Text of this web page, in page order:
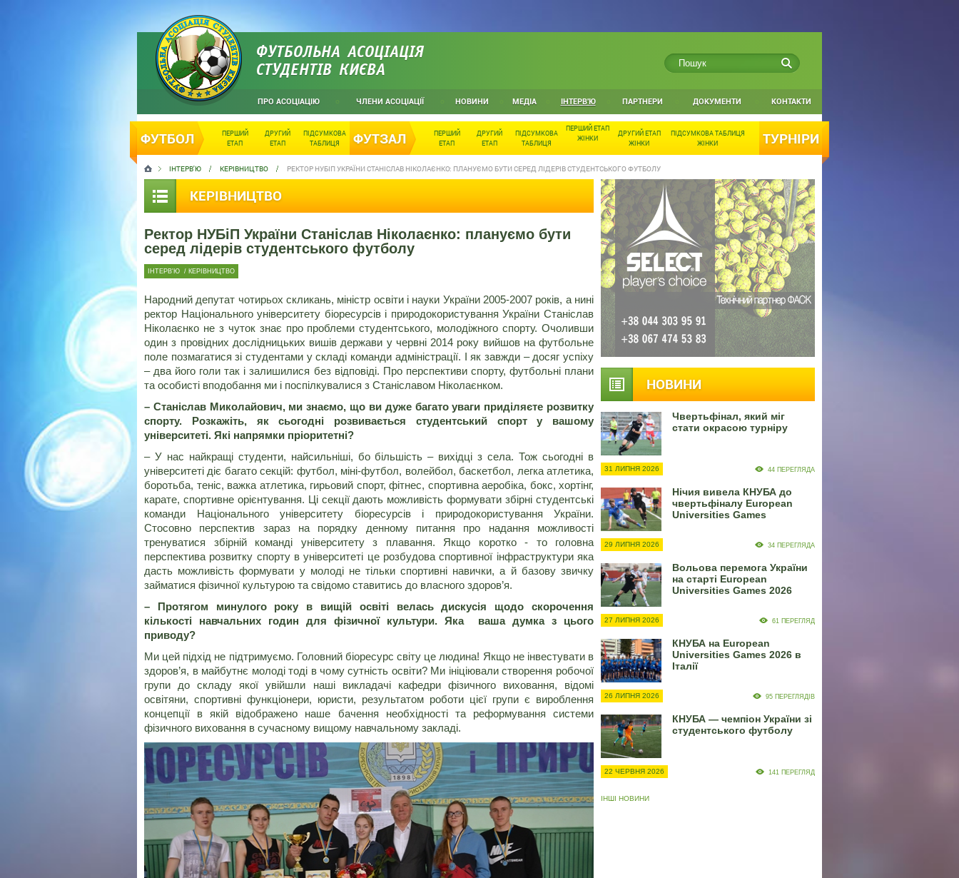
ФУТБОЛЬНА АСОЦІАЦІЯ
СТУДЕНТІВ КИЄВА
ПРО АСОЦІАЦІЮ ЧЛЕНИ АСОЦІАЦІЇ НОВИНИ МЕДІА ІНТЕРВ'Ю ПАРТНЕРИ ДОКУМЕНТИ КОНТАКТИ
ФУТБОЛ
ПЕРШИЙ
ЕТАП
ДРУГИЙ
ЕТАП
ПІДСУМКОВА
ТАБЛИЦЯ
ФУТЗАЛ
ПЕРШИЙ
ЕТАП
ДРУГИЙ
ЕТАП
ПІДСУМКОВА
ТАБЛИЦЯ
ПЕРШИЙ ЕТАП
ЖІНКИ
ДРУГИЙ ЕТАП
ЖІНКИ
ПІДСУМКОВА ТАБЛИЦЯ
ЖІНКИ
ТУРНІРИ
ІНТЕРВ'Ю КЕРІВНИЦТВО РЕКТОР НУБІП УКРАЇНИ СТАНІСЛАВ НІКОЛАЄНКО: ПЛАНУЄМО БУТИ СЕРЕД ЛІДЕРІВ СТУДЕНТСЬКОГО ФУТБОЛУ
КЕРІВНИЦТВО
Ректор НУБіП України Станіслав Ніколаєнко: плануємо бути
серед лідерів студентського футболу
ІНТЕРВ'Ю / КЕРІВНИЦТВО
Народний депутат чотирьох скликань, міністр освіти і науки України 2005-2007 років, а нині
ректор Національного університету біоресурсів і природокористування України Станіслав
Ніколаєнко не з чуток знає про проблеми студентського, молодіжного спорту. Очоливши
один з провідних дослідницьких вишів держави у червні 2014 року вийшов на футбольне
поле позмагатися зі студентами у складі команди адміністрації. І як завжди – досяг успіху
– два його голи так і залишилися без відповіді. Про перспективи спорту, футбольні плани
та особисті вподобання ми і поспілкувалися з Станіславом Ніколаєнком.
– Станіслав Миколайович, ми знаємо, що ви дуже багато уваги приділяєте розвитку
спорту. Розкажіть, як сьогодні розвивається студентський спорт у вашому
університеті. Які напрямки пріоритетні?
– У нас найкращі студенти, найсильніші, бо більшість – вихідці з села. Тож сьогодні в
університеті діє багато секцій: футбол, міні-футбол, волейбол, баскетбол, легка атлетика,
боротьба, теніс, важка атлетика, гирьовий спорт, фітнес, спортивна аеробіка, бокс, хортінг,
карате, спортивне орієнтування. Ці секції дають можливість формувати збірні студентські
команди Національного університету біоресурсів і природокористування України.
Стосовно перспектив зараз на порядку денному питання про надання можливості
тренуватися збірній команді університету з плавання. Якщо коротко - то головна
перспектива розвитку спорту в університеті це розбудова спортивної інфраструктури яка
дасть можливість формувати у молоді не тільки спортивні навички, а й базову звичку
займатися фізичної культурою та свідомо ставитись до власного здоров’я.
– Протягом минулого року в вищій освіті велась дискусія щодо скорочення
кількості навчальних годин для фізичної культури. Яка ваша думка з цього
приводу?
Ми цей підхід не підтримуємо. Головний біоресурс світу це людина! Якщо не інвестувати в
здоров’я, в майбутнє молоді тоді в чому сутність освіти? Ми ініціювали створення робочої
групи до складу якої увійшли наші викладачі кафедри фізичного виховання, відомі
освітяни, спортивні функціонери, юристи, результатом роботи цієї групи є вироблення
концепції в якій відображено наше бачення необхідності та реформування системи
фізичного виховання в сучасному вищому навчальному закладі.
НОВИНИ
Чвертьфінал, який міг
стати окрасою турніру
31 ЛИПНЯ 2026 44 ПЕРЕГЛЯДА
Нічия вивела КНУБА до
чвертьфіналу European
Universities Games
29 ЛИПНЯ 2026 34 ПЕРЕГЛЯДА
Вольова перемога України
на старті European
Universities Games 2026
27 ЛИПНЯ 2026 61 ПЕРЕГЛЯД
КНУБА на European
Universities Games 2026 в
Італії
26 ЛИПНЯ 2026 95 ПЕРЕГЛЯДІВ
КНУБА — чемпіон України зі
студентського футболу
22 ЧЕРВНЯ 2026 141 ПЕРЕГЛЯД
ІНШІ НОВИНИ